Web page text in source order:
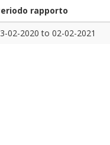
rapporto
02-2020 to 02-02-2021